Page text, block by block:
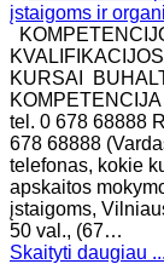
KURSAI
tel. 0 678 68888
678 68888
telefonas, kokie
apskaitos
įstaigoms,
50 val., (67…
Skaityti daugiau ...